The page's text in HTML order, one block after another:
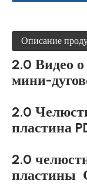
Описание
2.0 Видео
мини-
2.0
пластина
2.0
пластины